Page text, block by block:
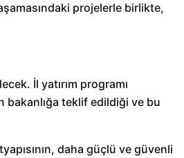
projelerle birlikte,
İl yatırım programı
bakanlığa teklif edildiği ve bu
daha güçlü ve güvenli